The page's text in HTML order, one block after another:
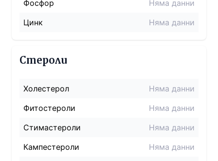
Фосфор
Няма данни
Цинк
Няма данни
Стероли
Холестерол
Няма данни
Фитостероли
Няма данни
Стимастероли
Няма данни
Кампестероли
Няма данни